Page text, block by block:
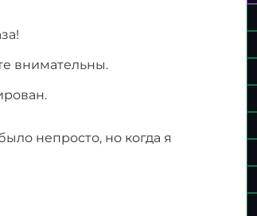
внимательны.
непросто, но когда я